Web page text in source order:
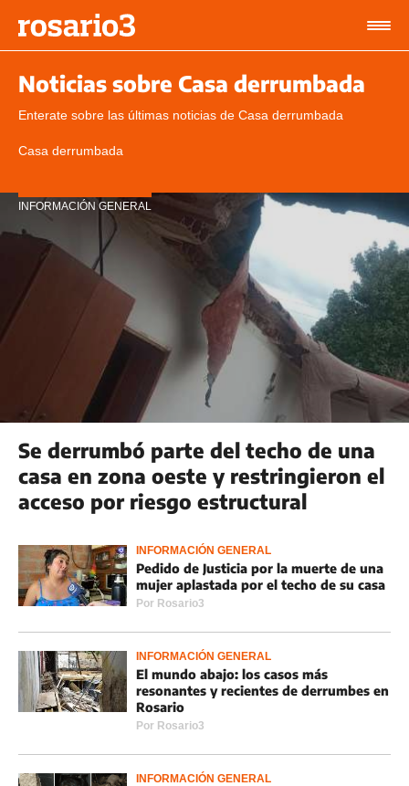
Noticias sobre Casa derrumbada
Enterate sobre las últimas noticias de Casa derrumbada
Casa derrumbada
INFORMACIÓN GENERAL
Se derrumbó parte del techo de una
casa en zona oeste y restringieron el
acceso por riesgo estructural
INFORMACIÓN GENERAL
Pedido de Justicia por la muerte de una
mujer aplastada por el techo de su casa
Por Rosario3
INFORMACIÓN GENERAL
El mundo abajo: los casos más
resonantes y recientes de derrumbes en
Rosario
Por Rosario3
INFORMACIÓN GENERAL